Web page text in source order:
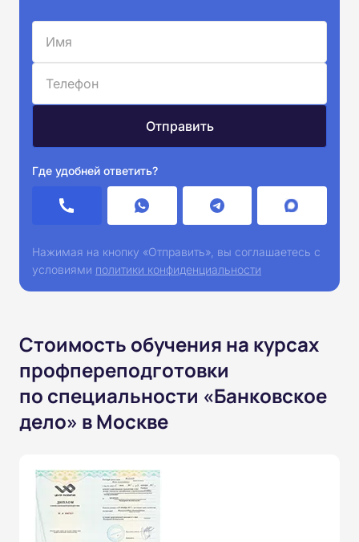
Где удобней ответить?
Нажимая на кнопку «Отправить», вы соглашаетесь с
условиями политики конфиденциальности
Стоимость обучения на курсах
профпереподготовки
по специальности «Банковское
дело» в Москве